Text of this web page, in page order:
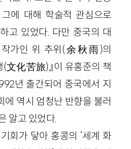
에 대해 학술적 관심으로
고 있었다. 다만 중국의 대
작가인 위 추위(余秋雨)의
(文化苦旅)』이 유홍준의 책
년 출간되어 중국에서 지
에 역시 엄청난 반향을 불러
알고 있었다.
회가 닿아 홍콩의 ‘세계 화